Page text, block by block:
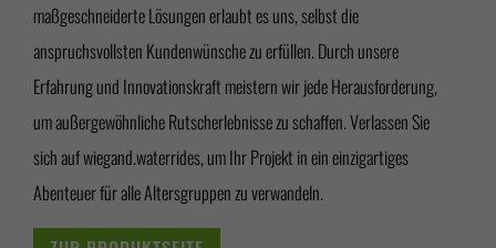
maßgeschneiderte Lösungen erlaubt es uns, selbst die
anspruchsvollsten Kundenwünsche zu erfüllen. Durch unsere
Erfahrung und Innovationskraft meistern wir jede Herausforderung,
um außergewöhnliche Rutscherlebnisse zu schaffen. Verlassen Sie
sich auf wiegand.waterrides, um Ihr Projekt in ein einzigartiges
Abenteuer für alle Altersgruppen zu verwandeln.